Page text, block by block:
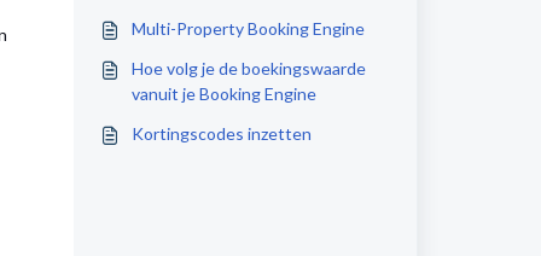
Multi-Property Booking Engine
Hoe volg je de boekingswaarde
vanuit je Booking Engine
Kortingscodes inzetten